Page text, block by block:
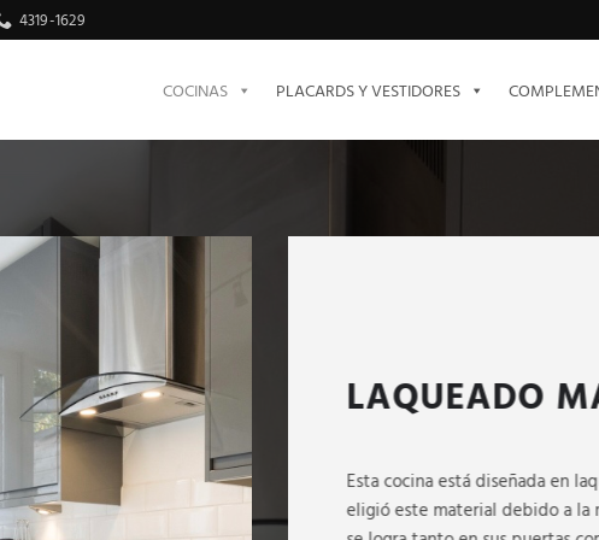
4319-1629
COCINAS PLACARDS Y VESTIDORES
LAQUEADO
Esta cocina está diseñada en
eligió este material debido a la